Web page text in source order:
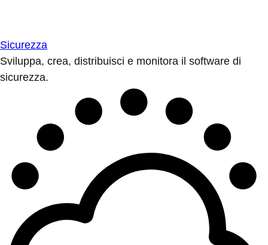
Sicurezza
Sviluppa, crea, distribuisci e monitora il software di
sicurezza.